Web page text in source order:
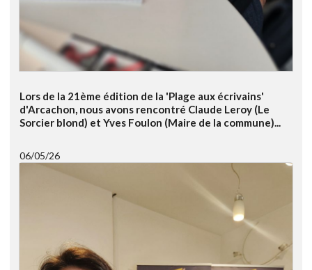
Lors de la 21ème édition de la 'Plage aux écrivains'
d'Arcachon, nous avons rencontré Claude Leroy (Le
Sorcier blond) et Yves Foulon (Maire de la commune)...
06/05/26